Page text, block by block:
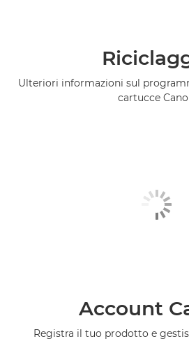
Ulteriori informazioni sul
cartucce
Account
Registra il tuo prodotto e